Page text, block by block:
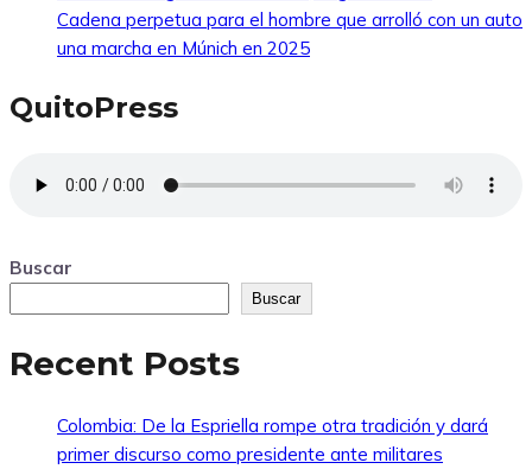
Cadena perpetua para el hombre que arrolló con un auto
una marcha en Múnich en 2025
QuitoPress
Buscar
Buscar
Recent Posts
Colombia: De la Espriella rompe otra tradición y dará
primer discurso como presidente ante militares